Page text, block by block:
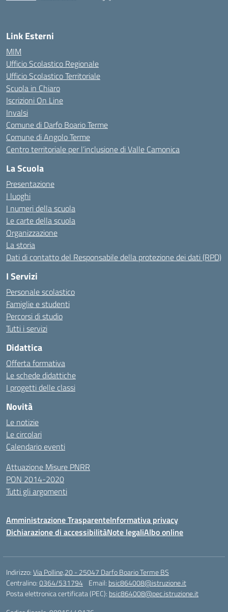
Link Esterni
MIM
Ufficio Scolastico Regionale
Ufficio Scolastico Territoriale
Scuola in Chiaro
Iscrizioni On Line
Invalsi
Comune di Darfo Boario Terme
Comune di Angolo Terme
Centro territoriale per l’inclusione di Valle Camonica
La Scuola
Presentazione
I luoghi
I numeri della scuola
Le carte della scuola
Organizzazione
La storia
Dati di contatto del Responsabile della protezione dei dati (RPD)
I Servizi
Personale scolastico
Famiglie e studenti
Percorsi di studio
Tutti i servizi
Didattica
Offerta formativa
Le schede didattiche
I progetti delle classi
Novità
Le notizie
Le circolari
Calendario eventi
Attuazione Misure PNRR
PON 2014-2020
Tutti gli argomenti
Amministrazione TrasparenteInformativa privacy
Dichiarazione di accessibilitàNote legaliAlbo online
Indirizzo:Via Polline,20 - 25047 Darfo Boario Terme BS
Centralino:0364/531794 Email: bsic864008@istruzione.it
Posta elettronica certificata (PEC): bsic864008@pec.istruzione.it